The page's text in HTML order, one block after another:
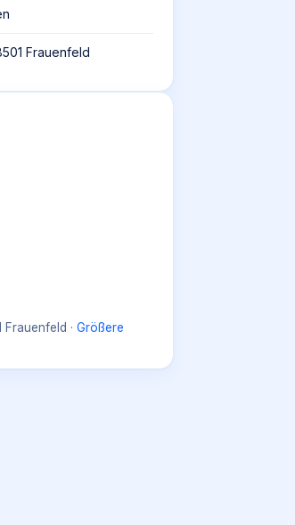
Frauenfeld
Frauenfeld · Größere